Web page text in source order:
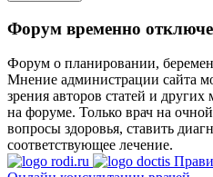
Форум временно
Форум о планировании,
Мнение администрации сайта
зрения авторов статей и
на форуме. Только врач на
вопросы здоровья, ставить
соответствующее лечение.